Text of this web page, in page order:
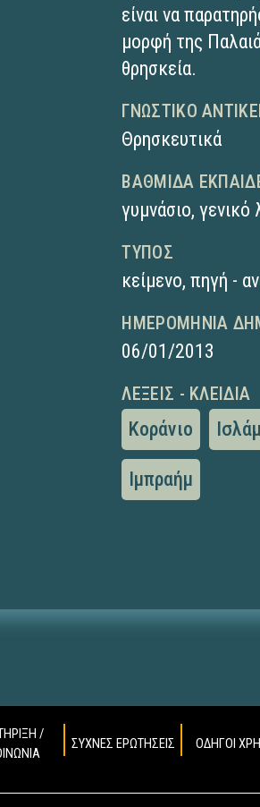
είναι να
μορφή της
θρησκεία.
ΓΝΩΣΤΙΚΌ
Θρησκευτικά
ΒΑΘΜΊΔΑ
γυμνάσιο,γενικό
ΤΎΠΟΣ
κείμενο,πηγή -
ΗΜΕΡΟΜΗΝΊΑ
06/01/2013
ΛΈΞΕΙΣ - ΚΛΕΙΔΙΆ
Κοράνιο Ισλάμ
Ιμπραήμ
/
ΣΥΧΝΕΣ ΕΡΩΤΗΣΕΙΣ ΟΔΗΓΟΙ